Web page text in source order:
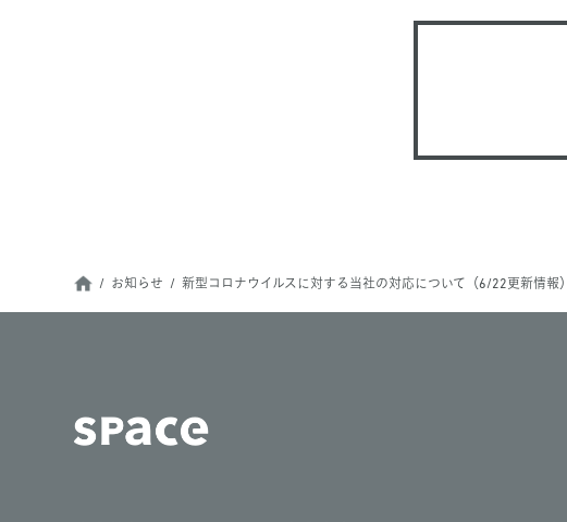
お知らせ 新型コロナウイルスに対する当社の対応について（6/22更新情報）